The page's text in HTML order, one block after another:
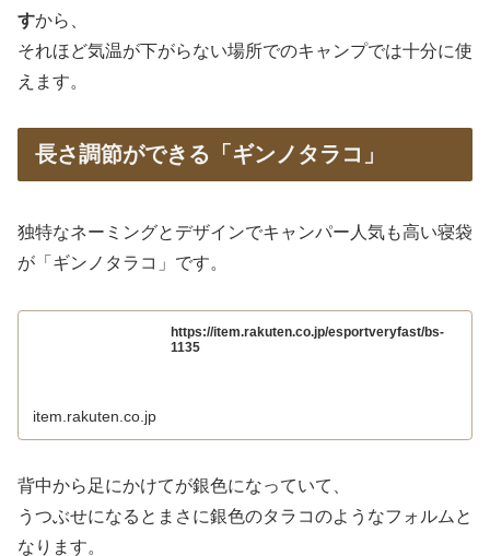
すから、
それほど気温が下がらない場所でのキャンプでは十分に使
えます。
長さ調節ができる「ギンノタラコ」
独特なネーミングとデザインでキャンパー人気も高い寝袋
が「ギンノタラコ」です。
https://item.rakuten.co.jp/esportveryfast/bs-
1135
item.rakuten.co.jp
背中から足にかけてが銀色になっていて、
うつぶせになるとまさに銀色のタラコのようなフォルムと
なります。